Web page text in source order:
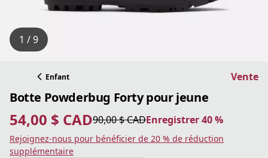
1 / 9
Enfant Vente
Botte Powderbug Forty pour jeune
54,00 $ CAD
prix actuel 54,00 $ CAD90,00 $ CAD
prix original 90,00 $ CAD Enregistrer 40 %
Enregistrer 40 %
Rejoignez-nous pour bénéficier de 20 % de réduction
supplémentaire